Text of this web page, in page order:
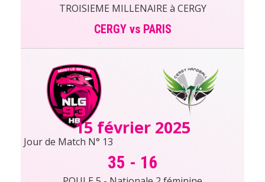
TROISIEME MILLENAIRE à CERGY
CERGY vs PARIS
15 février 2025
Jour de Match N° 13
35 - 16